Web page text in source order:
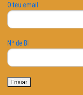
O teu email
Nº de BI